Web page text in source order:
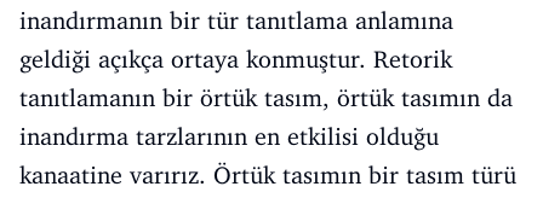
inandırmanın bir tür tanıtlama anlamına
geldiği açıkça ortaya konmuştur. Retorik
tanıtlamanın bir örtük tasım, örtük tasımın da
inandırma tarzlarının en etkilisi olduğu
kanaatine varırız. Örtük tasımın bir tasım türü